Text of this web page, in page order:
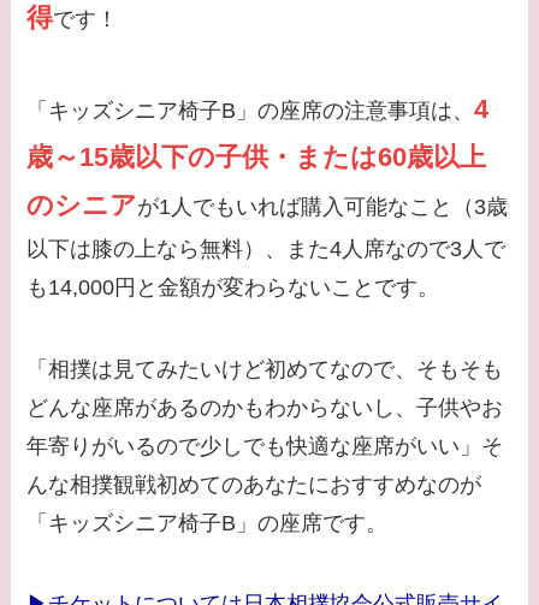
得です！
「キッズシニア椅子B」の座席の注意事項は、4
歳～15歳以下の子供・または60歳以上
のシニアが1人でもいれば購入可能なこと（3歳
以下は膝の上なら無料）、また4人席なので3人で
も14,000円と金額が変わらないことです。
「相撲は見てみたいけど初めてなので、そもそも
どんな座席があるのかもわからないし、子供やお
年寄りがいるので少しでも快適な座席がいい」そ
んな相撲観戦初めてのあなたにおすすめなのが
「キッズシニア椅子B」の座席です。